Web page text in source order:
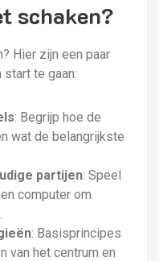
schaken?
Hier zijn een paar
te gaan:
: Begrijp hoe de
wat de belangrijkste
partijen: Speel
computer om
: Basisprincipes
van het centrum en